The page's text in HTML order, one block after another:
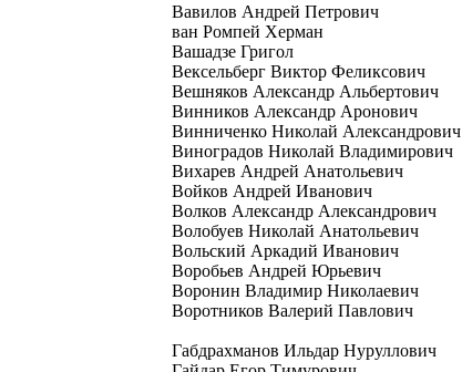
Вавилов Андрей Петрович
ван Ромпей Херман
Вашадзе Григол
Вексельберг Виктор Феликсович
Вешняков Александр Альбертович
Винников Александр Аронович
Винниченко Николай Александрович
Виноградов Николай Владимирович
Вихарев Андрей Анатольевич
Войков Андрей Иванович
Волков Александр Александрович
Волобуев Николай Анатольевич
Вольский Аркадий Иванович
Воробьев Андрей Юрьевич
Воронин Владимир Николаевич
Воротников Валерий Павлович
Габдрахманов Ильдар Нуруллович